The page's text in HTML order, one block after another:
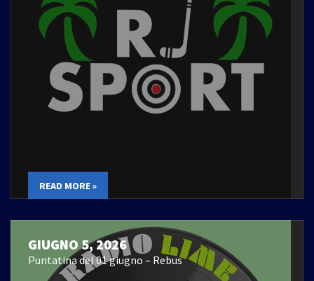
READ MORE »
GIUGNO 5, 2026
Puntatina del 01 giugno – Rebus